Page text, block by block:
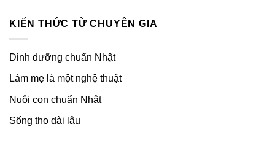
KIẾN THỨC TỪ CHUYÊN GIA
Dinh dưỡng chuẩn Nhật
Làm mẹ là một nghệ thuật
Nuôi con chuẩn Nhật
Sống thọ dài lâu